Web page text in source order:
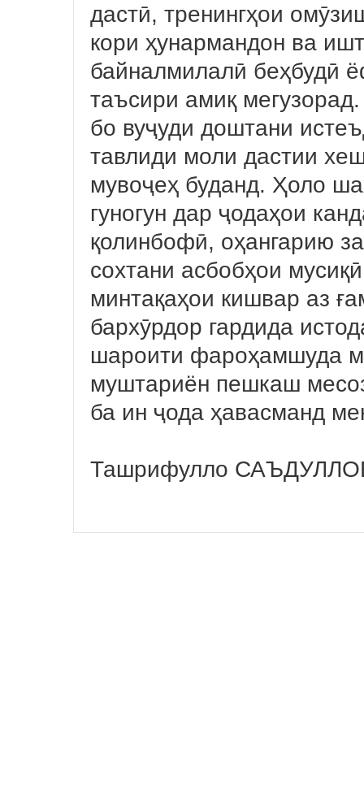
дастӣ, тренингҳои
кори ҳунармандон ва
байналмилалӣ беҳбудӣ
таъсири амиқ
бо вуҷуди доштани
тавлиди моли дастии
мувоҷеҳ буданд. Ҳоло
гуногун дар ҷодаҳои
қолинбофӣ, оҳангарию
сохтани асбобҳои
минтақаҳои кишвар аз
бархӯрдор гардида
шароити фароҳамшуда
муштариён пешкаш
ба ин ҷода ҳавасманд
Ташрифулло